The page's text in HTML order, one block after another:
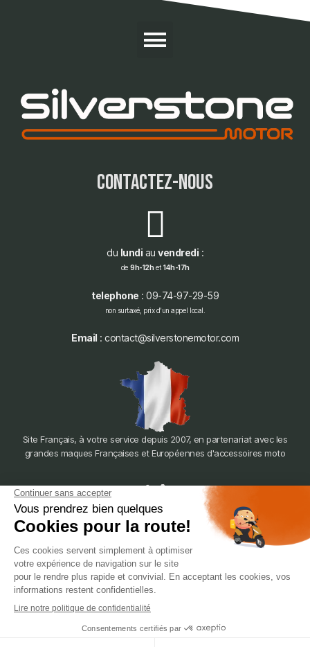
contactez-nous
du lundi au vendredi :
de 9h-12het 14h-17h
telephone : 09-74-97-29-59
non surtaxé, prix d'un appel local.
Email : contact@silverstonemotor.com
Site Français, à votre service depuis 2007, en partenariat avec les
grandes maques Françaises et Européennes d'accessoires moto
388 Av. Charles de Gaulle, 69200 Vénissieux